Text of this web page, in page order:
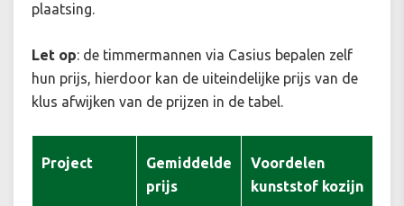
plaatsing.
Let op: de timmermannen via Casius bepalen zelf
hun prijs, hierdoor kan de uiteindelijke prijs van de
klus afwijken van de prijzen in de tabel.
Project
Gemiddelde
prijs
Voordelen
kunststof kozijn